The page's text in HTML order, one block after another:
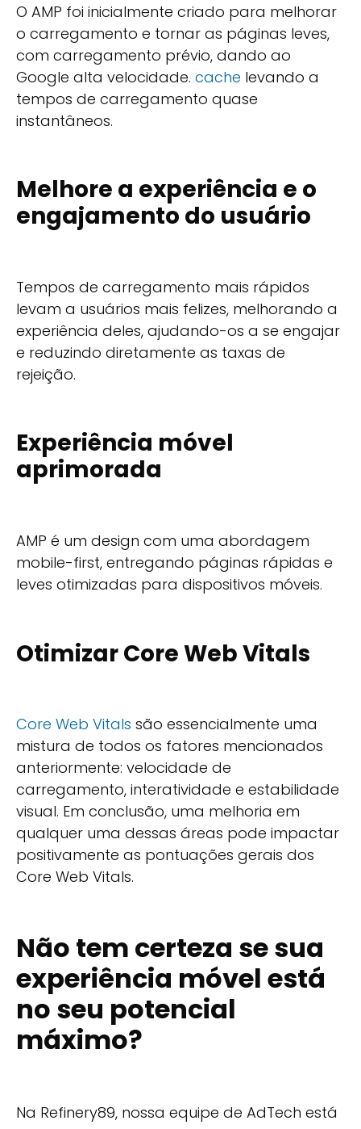
O AMP foi inicialmente criado para melhorar
o carregamento e tornar as páginas leves,
com carregamento prévio, dando ao
Google alta velocidade. cache levando a
tempos de carregamento quase
instantâneos.
Melhore a experiência e o
engajamento do usuário
Tempos de carregamento mais rápidos
levam a usuários mais felizes, melhorando a
experiência deles, ajudando-os a se engajar
e reduzindo diretamente as taxas de
rejeição.
Experiência móvel
aprimorada
AMP é um design com uma abordagem
mobile-first, entregando páginas rápidas e
leves otimizadas para dispositivos móveis.
Otimizar Core Web Vitals
Core Web Vitals são essencialmente uma
mistura de todos os fatores mencionados
anteriormente: velocidade de
carregamento, interatividade e estabilidade
visual. Em conclusão, uma melhoria em
qualquer uma dessas áreas pode impactar
positivamente as pontuações gerais dos
Core Web Vitals.
Não tem certeza se sua
experiência móvel está
no seu potencial
máximo?
Na Refinery89, nossa equipe de AdTech está